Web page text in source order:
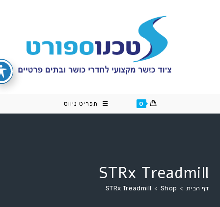
0 תפריט ניווט
STRx Treadmill
דף הבית >
Shop
>
STRx Treadmill